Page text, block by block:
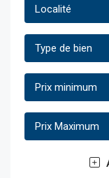
Localité
Type de bien
Prix minimum
Prix Maximum